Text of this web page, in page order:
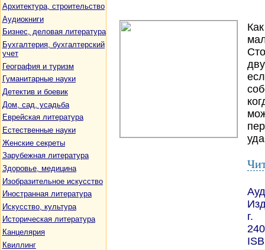
Архитектура, строительство
Аудиокниги
Бизнес, деловая литература
Бухгалтерия, бухгалтерский
учет
География и туризм
Гуманитарные науки
Детектив и боевик
Дом, сад, усадьба
Еврейская литература
Естественные науки
Женские секреты
Зарубежная литература
Здоровье, медицина
Изобразительное искусство
Иностранная литература
Искусство, культура
Историческая литература
Канцелярия
Квиллинг
г.